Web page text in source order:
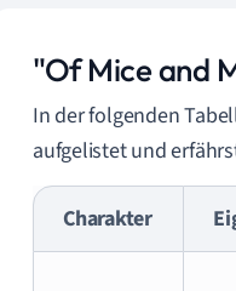
"Of Mice and
In der folgenden
aufgelistet und
Charakter